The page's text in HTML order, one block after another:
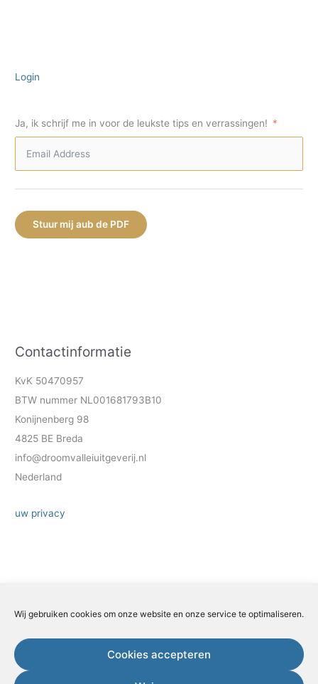
Wij gebruiken cookies om onze website en onze service te optimaliseren.
Cookies accepteren
Login
Ja, ik schrijf me in voor de leukste tips en verrassingen!
Stuur mij aub de PDF
Contactinformatie
KvK 50470957
BTW nummer NL001681793B10
Konijnenberg 98
4825 BE Breda
info@droomvalleiuitgeverij.nl
Nederland
uw privacy
Zoeken